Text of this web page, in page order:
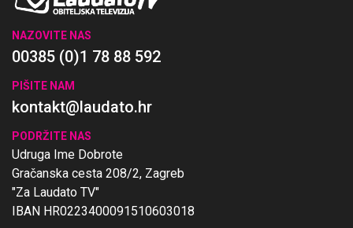
NAZOVITE NAS
00385 (0)1 78 88 592
PIŠITE NAM
kontakt@laudato.hr
PODRŽITE NAS
Udruga Ime Dobrote
Gračanska cesta 208/2, Zagreb
"Za Laudato TV"
IBAN HR0223400091510603018